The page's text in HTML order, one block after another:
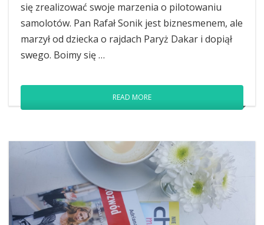
się zrealizować swoje marzenia o pilotowaniu
samolotów. Pan Rafał Sonik jest biznesmenem, ale
marzył od dziecka o rajdach Paryż Dakar i dopiął
swego. Boimy się …
READ MORE